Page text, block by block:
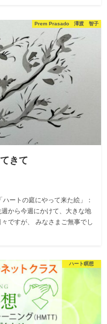
Prem Prasado 澤渡 智子
きて
って来た絵」：
から今週にかけて、大きな地
ですが、 みなさまご無事でし
ハート瞑想